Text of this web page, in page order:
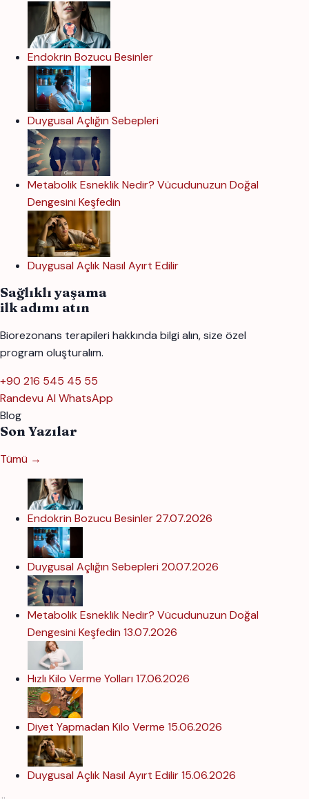
Endokrin Bozucu Besinler
Duygusal Açlığın Sebepleri
Metabolik Esneklik Nedir? Vücudunuzun Doğal
Dengesini Keşfedin
Duygusal Açlık Nasıl Ayırt Edilir
Sağlıklı yaşama
ilk adımı atın
Biorezonans terapileri hakkında bilgi alın, size özel
program oluşturalım.
+90 216 545 45 55
Randevu Al WhatsApp
Blog
Son Yazılar
Tümü →
Endokrin Bozucu Besinler27.07.2026
Duygusal Açlığın Sebepleri 20.07.2026
Metabolik Esneklik Nedir? Vücudunuzun Doğal
Dengesini Keşfedin 13.07.2026
Hızlı Kilo Verme Yolları 17.06.2026
Diyet Yapmadan Kilo Verme 15.06.2026
Duygusal Açlık Nasıl Ayırt Edilir15.06.2026